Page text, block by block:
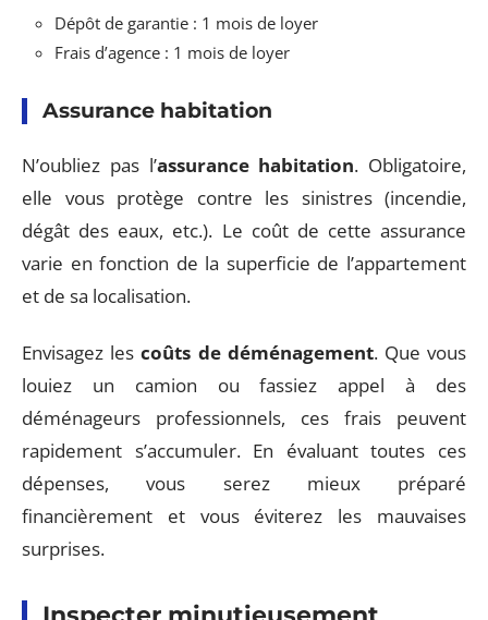
Dépôt de garantie : 1 mois de loyer
Frais d’agence : 1 mois de loyer
Assurance habitation
N’oubliez pas l’assurance habitation. Obligatoire,
elle vous protège contre les sinistres (incendie,
dégât des eaux, etc.). Le coût de cette assurance
varie en fonction de la superficie de l’appartement
et de sa localisation.
Envisagez lescoûts de déménagement. Que vous
louiez un camion ou fassiez appel à des
déménageurs professionnels, ces frais peuvent
rapidement s’accumuler. En évaluant toutes ces
dépenses, vous serez mieux préparé
financièrement et vous éviterez les mauvaises
surprises.